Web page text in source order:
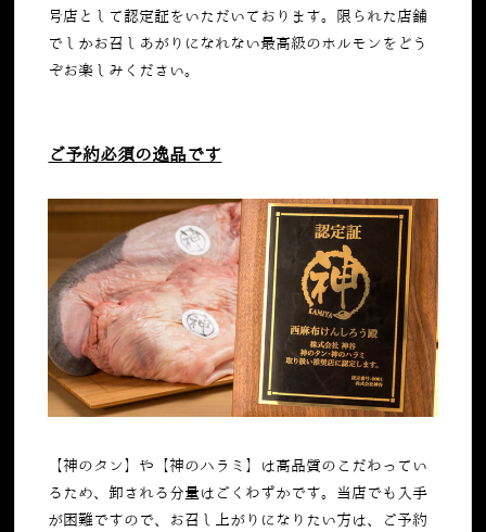
号店として認定証をいただいております。限られた店舗
でしかお召しあがりになれない最高級のホルモンをどう
ぞお楽しみください。
ご予約必須の逸品です
【神のタン】や【神のハラミ】は高品質のこだわってい
るため、卸される分量はごくわずかです。当店でも入手
が困難ですので、お召し上がりになりたい方は、ご予約